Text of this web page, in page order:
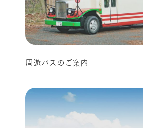
周遊バスのご案内